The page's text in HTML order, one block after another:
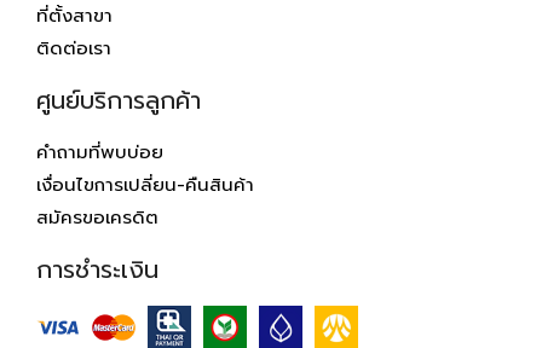
ที่ตั้งสาขา
ติดต่อเรา
ศูนย์บริการลูกค้า
คำถามที่พบบ่อย
เงื่อนไขการเปลี่ยน-คืนสินค้า
สมัครขอเครดิต
การชำระเงิน